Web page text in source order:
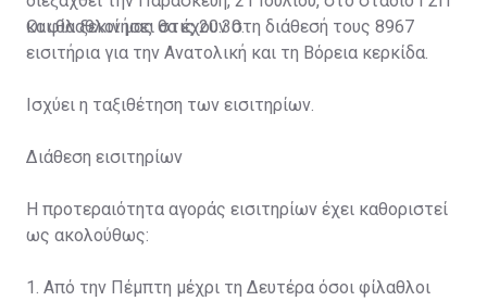
και θα ξεκινήσει στις 20:30.
Οι φίλαθλοί μας θα έχουν στη διάθεσή τους 8967
εισιτήρια για την Ανατολική και τη Βόρεια κερκίδα.
Ισχύει η ταξιθέτηση των εισιτηρίων.
Διάθεση εισιτηρίων
Η προτεραιότητα αγοράς εισιτηρίων έχει καθοριστεί
ως ακολούθως:
1. Από την Πέμπτη μέχρι τη Δευτέρα όσοι φίλαθλοι